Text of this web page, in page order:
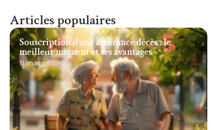
Articles populaires
Souscription d’une assurance décès : le
meilleur moment et ses avantages
11 mars 2026